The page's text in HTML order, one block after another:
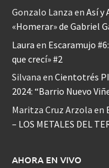
Gonzalo Lanza en Así y
«Homerar» de Gabriel
Laura en Escaramujo
que crecí» #2
Silvana en Cientotrés
2024: “Barrio Nuevo
Maritza Cruz Arzola en
– LOS METALES DEL
AHORA EN VIVO